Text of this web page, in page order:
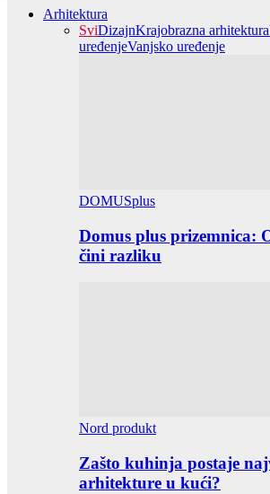
Arhitektura
SviDizajnKrajobrazna arhitektura
uređenjeVanjsko uređenje
DOMUSplus
Domus plus prizemnica:
čini razliku
Nord produkt
Zašto kuhinja postaje
arhitekture u kući?